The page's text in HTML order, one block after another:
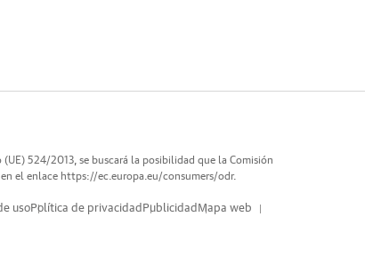
524/2013, se buscará la posibilidad que la Comisión
el enlace https://ec.europa.eu/consumers/odr.
usoPolítica de privacidad Publicidad Mapa web